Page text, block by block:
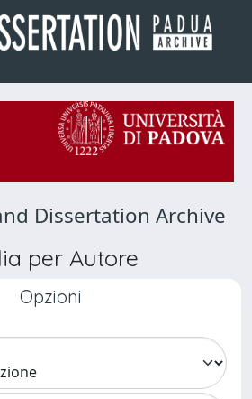
Dissertation Archive
per Autore
Opzioni